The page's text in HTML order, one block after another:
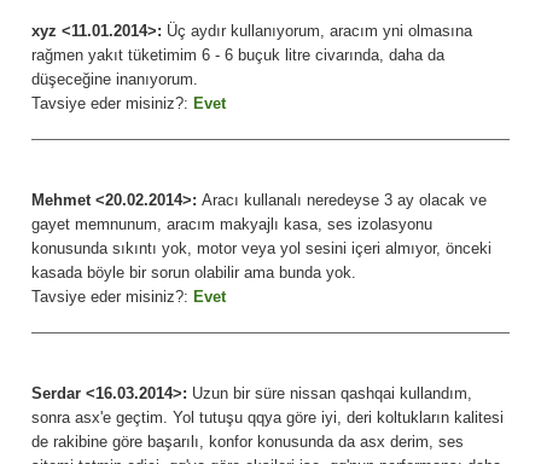
xyz <11.01.2014>: Üç aydır kullanıyorum, aracım yni olmasına
rağmen yakıt tüketimim 6 - 6 buçuk litre civarında, daha da
düşeceğine inanıyorum.
Tavsiye eder misiniz?: Evet
Mehmet <20.02.2014>: Aracı kullanalı neredeyse 3 ay olacak ve
gayet memnunum, aracım makyajlı kasa, ses izolasyonu
konusunda sıkıntı yok, motor veya yol sesini içeri almıyor, önceki
kasada böyle bir sorun olabilir ama bunda yok.
Tavsiye eder misiniz?: Evet
Serdar <16.03.2014>: Uzun bir süre nissan qashqai kullandım,
sonra asx'e geçtim. Yol tutuşu qqya göre iyi, deri koltukların kalitesi
de rakibine göre başarılı, konfor konusunda da asx derim, ses